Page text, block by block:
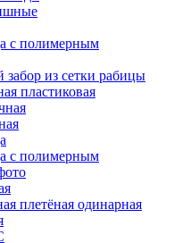
с полимерным
из сетки рабицы
пластиковая
с полимерным
плетёная одинарная